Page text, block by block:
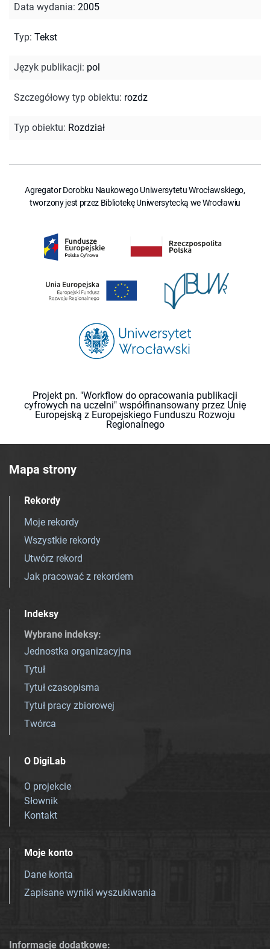
Data wydania: 2005
Typ: Tekst
Język publikacji: pol
Szczegółowy typ obiektu: rozdz
Typ obiektu: Rozdział
Agregator Dorobku Naukowego Uniwersytetu Wrocławskiego,
tworzony jest przez Bibliotekę Uniwersytecką we Wrocławiu
Projekt pn. "Workflow do opracowania publikacji
cyfrowych na uczelni" współfinansowany przez Unię
Europejską z Europejskiego Funduszu Rozwoju
Regionalnego
Mapa strony
Rekordy
Moje rekordy
Wszystkie rekordy
Utwórz rekord
Jak pracować z rekordem
Indeksy
Wybrane indeksy:
Jednostka organizacyjna
Tytuł
Tytuł czasopisma
Tytuł pracy zbiorowej
Twórca
O DigiLab
O projekcie
Słownik
Kontakt
Moje konto
Dane konta
Zapisane wyniki wyszukiwania
Informacje dodatkowe: